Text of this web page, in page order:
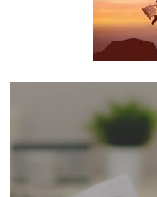
כולל מהנדסים,